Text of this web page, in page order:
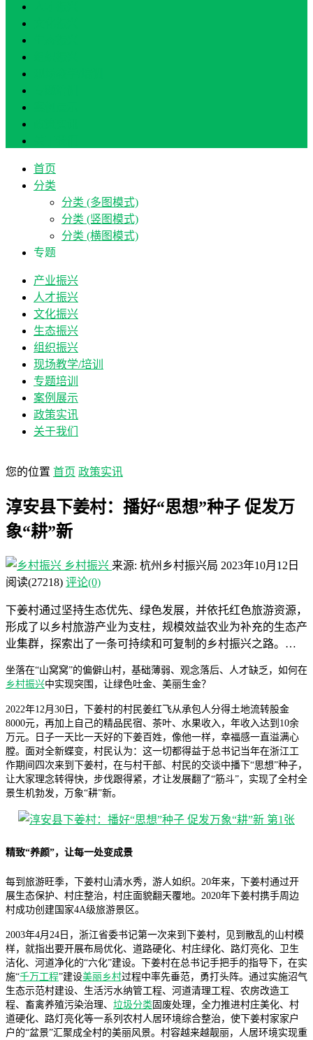
首页
分类
分类 (多图模式)
分类 (竖图模式)
分类 (横图模式)
专题
产业振兴
人才振兴
文化振兴
生态振兴
组织振兴
现场教学/培训
专题培训
案例展示
政策实讯
关于我们
您的位置 首页 政策实讯
淳安县下姜村：播好“思想”种子 促发万
象“耕”新
乡村振兴 来源: 杭州乡村振兴局 2023年10月12日
阅读(27218) 评论(0)
下姜村通过坚持生态优先、绿色发展，并依托红色旅游资源，
形成了以乡村旅游产业为支柱，规模效益农业为补充的生态产
业集群，探索出了一条可持续和可复制的乡村振兴之路。…
坐落在“山窝窝”的偏僻山村，基础薄弱、观念落后、人才缺乏，如何在
乡村振兴中实现突围，让绿色吐金、美丽生金？
2022年12月30日，下姜村的村民姜红飞从承包人分得土地流转股金
8000元，再加上自己的精品民宿、茶叶、水果收入，年收入达到10余
万元。日子一天比一天好的下姜百姓，像他一样，幸福感一直溢满心
膛。面对全新蝶变，村民认为：这一切都得益于总书记当年在浙江工
作期间四次来到下姜村，在与村干部、村民的交谈中播下“思想”种子，
让大家理念转得快，步伐跟得紧，才让发展翻了“筋斗”，实现了全村全
景生机勃发，万象“耕”新。
精致“养颜”，让每一处变成景
每到旅游旺季，下姜村山清水秀，游人如织。20年来，下姜村通过开
展生态保护、村庄整治，村庄面貌翻天覆地。2020年下姜村携手周边
村成功创建国家4A级旅游景区。
2003年4月24日，浙江省委书记第一次来到下姜村，见到散乱的山村模
样，就指出要开展布局优化、道路硬化、村庄绿化、路灯亮化、卫生
洁化、河道净化的“六化”建设。下姜村在总书记手把手的指导下，在实
施“千万工程”建设美丽乡村过程中率先垂范，勇打头阵。通过实施沼气
生态示范村建设、生活污水纳管工程、河道清理工程、农房改造工
程、畜禽养殖污染治理、 垃圾分类固废处理，全力推进村庄美化、村
道硬化、路灯亮化等一系列农村人居环境综合整治，使下姜村家家户
户的“盆景”汇聚成全村的美丽风景。村容越来越靓丽，人居环境实现重